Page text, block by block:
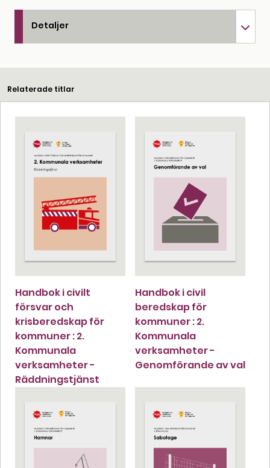
Detaljer
Relaterade titlar
Handbok i civilt
försvar och
krisberedskap för
kommuner : 2.
Kommunala
verksamheter -
Räddningstjänst
Handbok i civil
beredskap för
kommuner : 2.
Kommunala
verksamheter -
Genomförande av val